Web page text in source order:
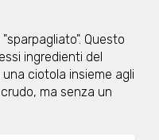
Questo
ingredienti del
ciotola insieme agli
ma senza un